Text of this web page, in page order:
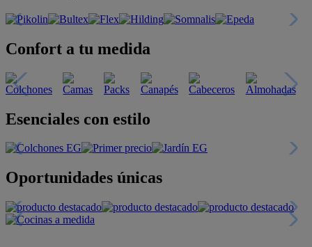
Confort a tu medida
Esenciales con estilo
Oportunidades únicas